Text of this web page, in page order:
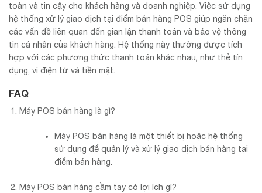
toàn và tin cậy cho khách hàng và doanh nghiệp. Việc sử dụng
hệ thống xử lý giao dịch tại điểm bán hàng POS giúp ngăn chặn
các vấn đề liên quan đến gian lận thanh toán và bảo vệ thông
tin cá nhân của khách hàng. Hệ thống này thường được tích
hợp với các phương thức thanh toán khác nhau, như thẻ tín
dụng, ví điện tử và tiền mặt.
FAQ
Máy POS bán hàng là gì?
Máy POS bán hàng là một thiết bị hoặc hệ thống
sử dụng để quản lý và xử lý giao dịch bán hàng tại
điểm bán hàng.
Máy POS bán hàng cầm tay có lợi ích gì?